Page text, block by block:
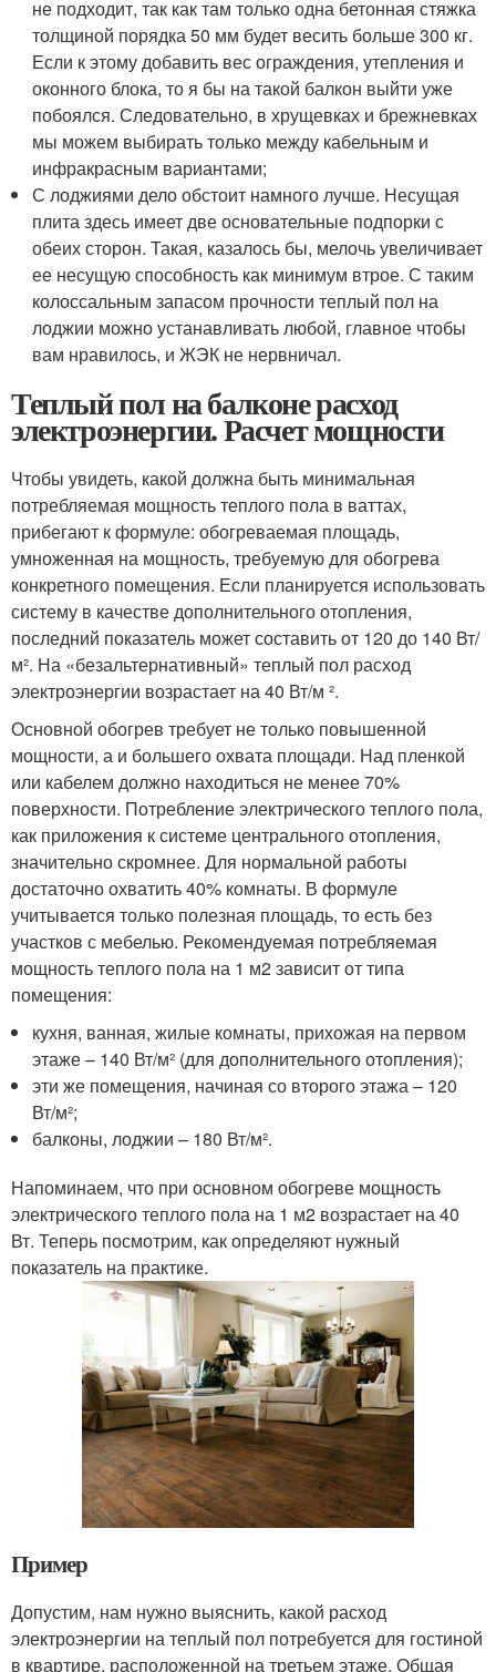
не подходит, так как там только одна бетонная стяжка
толщиной порядка 50 мм будет весить больше 300 кг.
Если к этому добавить вес ограждения, утепления и
оконного блока, то я бы на такой балкон выйти уже
побоялся. Следовательно, в хрущевках и брежневках
мы можем выбирать только между кабельным и
инфракрасным вариантами;
С лоджиями дело обстоит намного лучше. Несущая
плита здесь имеет две основательные подпорки с
обеих сторон. Такая, казалось бы, мелочь увеличивает
ее несущую способность как минимум втрое. С таким
колоссальным запасом прочности теплый пол на
лоджии можно устанавливать любой, главное чтобы
вам нравилось, и ЖЭК не нервничал.
Теплый пол на балконе расход
электроэнергии. Расчет мощности
Чтобы увидеть, какой должна быть минимальная
потребляемая мощность теплого пола в ваттах,
прибегают к формуле: обогреваемая площадь,
умноженная на мощность, требуемую для обогрева
конкретного помещения. Если планируется использовать
систему в качестве дополнительного отопления,
последний показатель может составить от 120 до 140 Вт/
м². На «безальтернативный» теплый пол расход
электроэнергии возрастает на 40 Вт/м ².
Основной обогрев требует не только повышенной
мощности, а и большего охвата площади. Над пленкой
или кабелем должно находиться не менее 70%
поверхности. Потребление электрического теплого пола,
как приложения к системе центрального отопления,
значительно скромнее. Для нормальной работы
достаточно охватить 40% комнаты. В формуле
учитывается только полезная площадь, то есть без
участков с мебелью. Рекомендуемая потребляемая
мощность теплого пола на 1 м2 зависит от типа
помещения:
кухня, ванная, жилые комнаты, прихожая на первом
этаже – 140 Вт/м² (для дополнительного отопления);
эти же помещения, начиная со второго этажа – 120
Вт/м²;
балконы, лоджии – 180 Вт/м².
Напоминаем, что при основном обогреве мощность
электрического теплого пола на 1 м2 возрастает на 40
Вт. Теперь посмотрим, как определяют нужный
показатель на практике.
Пример
Допустим, нам нужно выяснить, какой расход
электроэнергии на теплый пол потребуется для гостиной
в квартире, расположенной на третьем этаже. Общая